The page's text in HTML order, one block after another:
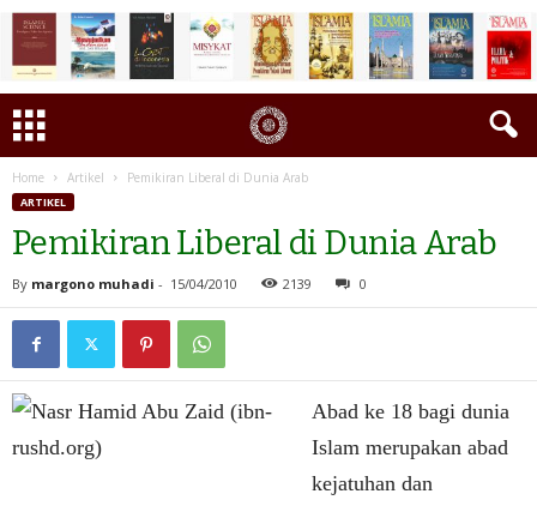
Home Artikel Pemikiran Liberal di Dunia Arab
ARTIKEL
Pemikiran Liberal di Dunia Arab
By margono muhadi - 15/04/2010 2139 0
Abad ke 18 bagi dunia
Islam merupakan abad
kejatuhan dan